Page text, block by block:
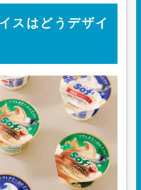
スはどうデザイ